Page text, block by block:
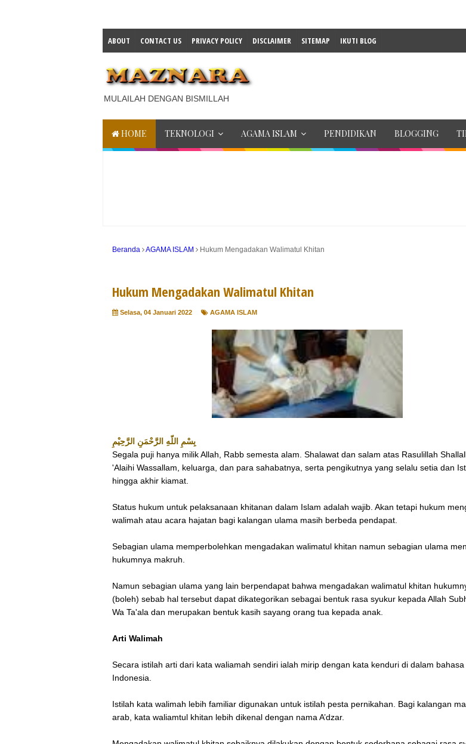
ABOUT CONTACT US PRIVACY POLICY DISCLAIMER SITEMAP IKUTI BLOG
MULAILAH DENGAN BISMILLAH
HOME TEKNOLOGI AGAMA ISLAM PENDIDIKAN BLOGGING
Beranda AGAMA ISLAM Hukum Mengadakan Walimatul Khitan
Hukum Mengadakan Walimatul Khitan
Selasa, 04 Januari 2022 AGAMA ISLAM
بِسْمِ اللّهِ الرَّحْمَنِ الرَّحِيْمِ
Segala puji hanya milik Allah, Rabb semesta alam. Shalawat dan salam atas Rasulillah
'Alaihi Wassallam, keluarga, dan para sahabatnya, serta pengikutnya yang selalu setia dan
hingga akhir kiamat.
Status hukum untuk pelaksanaan khitanan dalam Islam adalah wajib. Akan tetapi hukum
walimah atau acara hajatan bagi kalangan ulama masih berbeda pendapat.
Sebagian ulama memperbolehkan mengadakan walimatul khitan namun sebagian ulama
hukumnya makruh.
Namun sebagian ulama yang lain berpendapat bahwa mengadakan walimatul khitan
(boleh) sebab hal tersebut dapat dikategorikan sebagai bentuk rasa syukur kepada Allah
Wa Ta'ala dan merupakan bentuk kasih sayang orang tua kepada anak.
Arti Walimah
Secara istilah arti dari kata waliamah sendiri ialah mirip dengan kata kenduri di dalam bahasa
Indonesia.
Istilah kata walimah lebih familiar digunakan untuk istilah pesta pernikahan. Bagi kalangan
arab, kata waliamtul khitan lebih dikenal dengan nama A’dzar.